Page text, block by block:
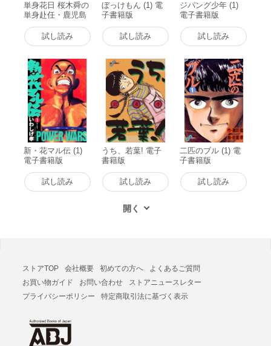
単身花日 桜木舜の
単身赴任・鹿児島
(1) 電子書籍版
試し読み
ぼっけもん (1) 電
子書籍版
試し読み
ジパング少年 (1)
電子書籍版
試し読み
新・花マル伝 (1)
電子書籍版
試し読み
うち、若葉! 電子
書籍版
試し読み
二匹のブル (1) 電
子書籍版
試し読み
ストアTOP 会社概要 初めての方へ
よくあるご質問
お買い物ガイド
お問い合わせ
ストアニュースレター
プライバシーポリシー
特定商取引法に基づく表示